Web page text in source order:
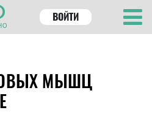
ВОЙТИ
МЫШЦ